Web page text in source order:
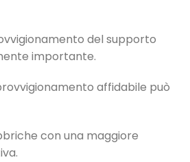
del supporto
importante.
affidabile può
con una maggiore